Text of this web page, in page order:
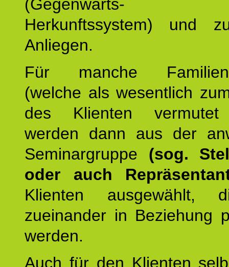
(Gegenwarts-
Herkunftssystem) und
Anliegen.
Für manche
(welche als wesentlich
des Klienten vermutet
werden dann aus der
Seminargruppe (sog.
oder auch
Klienten ausgewählt,
zueinander in Beziehung
werden.
Auch für den Klienten